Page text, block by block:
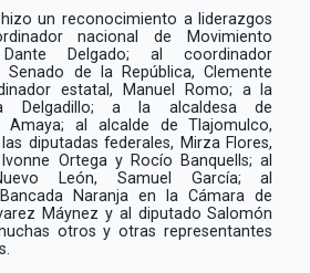
un reconocimiento a liderazgos
nacional de Movimiento
Delgado; al coordinador
de la República, Clemente
estatal, Manuel Romo; a la
Delgadillo; a la alcaldesa de
Amaya; al alcalde de Tlajomulco,
diputadas federales, Mirza Flores,
Ortega y Rocío Banquells; al
León, Samuel García; al
Naranja en la Cámara de
Máynez y al diputado Salomón
otros y otras representantes